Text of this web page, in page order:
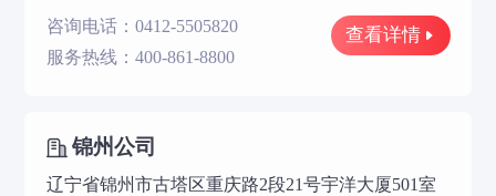
咨询电话：0412-5505820
服务热线：400-861-8800
查看详情
锦州公司
辽宁省锦州市古塔区重庆路2段21号宇洋大厦501室